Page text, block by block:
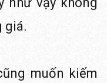
giá.
muốn kiếm